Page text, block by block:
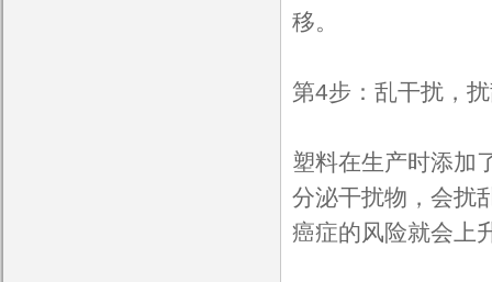
移。
第4步：乱干扰，
塑料在生产时添加
分泌干扰物，会扰
癌症的风险就会上